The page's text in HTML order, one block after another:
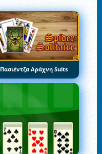
Πασιέντζα Αράχνη Suits